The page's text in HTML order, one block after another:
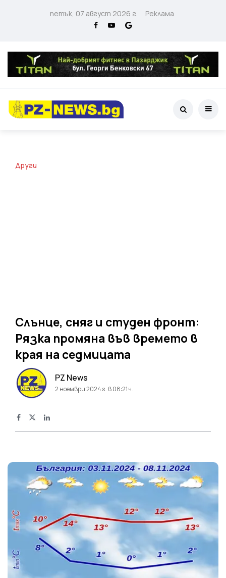
петък, 07 август 2026 г. Реклама
Други
Слънце, сняг и студен фронт:
Рязка промяна във времето в
края на седмицата
PZ News
2 ноември 2024 г. в 08:21 ч.